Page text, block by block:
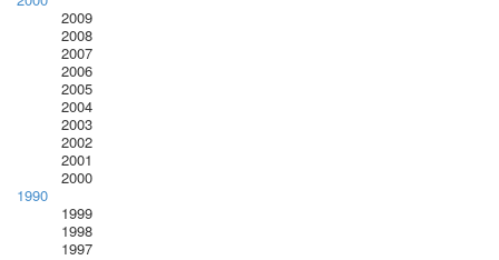
2009
2008
2007
2006
2005
2004
2003
2002
2001
2000
1990
1999
1998
1997